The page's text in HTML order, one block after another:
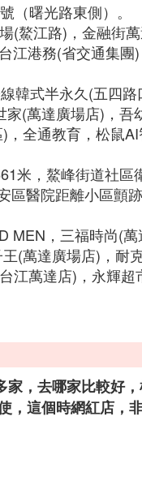
（曙光路東側）。
(鰲江路)，金融街
江港務(省交通集團
韓式半永久(五四
(萬達廣場店)，吾
全通教育，松鼠
米，鰲峰街道社區
區醫院距離小區顫
MEN，三福時尚(
(萬達廣場店)，耐
江萬達店)，永輝
，去哪家比較好
，這個時網紅店，